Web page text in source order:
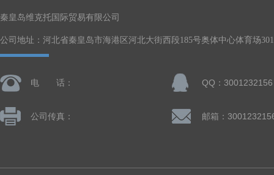
秦皇岛维克托国际贸易有限公司
公司地址：河北省秦皇岛市海港区河北大街西段185号奥体中心体育场
电 话： QQ：3001232156
公司传真： 邮箱：